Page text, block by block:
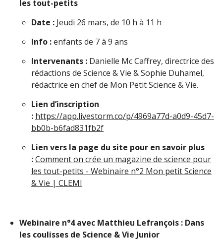
les tout-petits
Date : Jeudi 26 mars, de 10 h à 11 h
Info :enfants de 7 à 9 ans
Intervenants : Danielle Mc Caffrey, directrice des
rédactions de Science & Vie & Sophie Duhamel,
rédactrice en chef de Mon Petit Science & Vie.
Lien d’inscription
: https://app.livestorm.co/p/4969a77d-a0d9-45d7-
bb0b-b6fad831fb2f
Lien vers la page du site pour en savoir plus
:Comment on crée un magazine de science pour
les tout-petits - Webinaire n°2 Mon petit Science
& Vie | CLEMI
Webinaire n°4 avec Matthieu Lefrançois : Dans
les coulisses de Science & Vie Junior